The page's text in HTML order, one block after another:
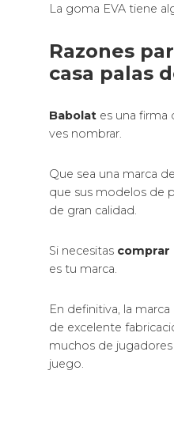
La goma EVA tiene
Razones
casa palas
Babolat es una firma
ves nombrar.
Que sea una marca
que sus modelos de
de gran calidad.
Si necesitas comprar
es tu marca.
En definitiva, la marca
de excelente
muchos de
juego.